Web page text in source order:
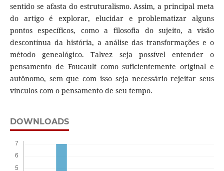
sentido se afasta do estruturalismo. Assim, a principal meta
do artigo é explorar, elucidar e problematizar alguns
pontos específicos, como a filosofia do sujeito, a visão
descontínua da história, a análise das transformações e o
método genealógico. Talvez seja possível entender o
pensamento de Foucault como suficientemente original e
autônomo, sem que com isso seja necessário rejeitar seus
vínculos com o pensamento de seu tempo.
DOWNLOADS